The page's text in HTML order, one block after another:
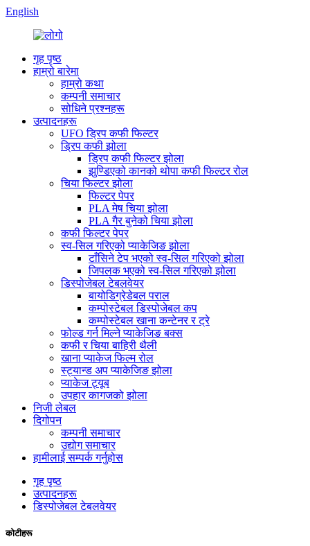
English
गृह पृष्ठ
हाम्रो बारेमा
हाम्रो कथा
कम्पनी समाचार
सोधिने प्रश्नहरू
उत्पादनहरू
UFO ड्रिप कफी फिल्टर
ड्रिप कफी झोला
ड्रिप कफी फिल्टर झोला
झुण्डिएको कानको थोपा कफी फिल्टर रोल
चिया फिल्टर झोला
फिल्टर पेपर
PLA मेष चिया झोला
PLA गैर बुनेको चिया झोला
कफी फिल्टर पेपर
स्व-सिल गरिएको प्याकेजिङ झोला
टाँसिने टेप भएको स्व-सिल गरिएको झोला
जिपलक भएको स्व-सिल गरिएको झोला
डिस्पोजेबल टेबलवेयर
बायोडिग्रेडेबल पराल
कम्पोस्टेबल डिस्पोजेबल कप
कम्पोस्टेबल खाना कन्टेनर र ट्रे
फोल्ड गर्न मिल्ने प्याकेजिङ बक्स
कफी र चिया बाहिरी थैली
खाना प्याकेज फिल्म रोल
स्ट्यान्ड अप प्याकेजिङ झोला
प्याकेज ट्यूब
उपहार कागजको झोला
निजी लेबल
दिगोपन
कम्पनी समाचार
उद्योग समाचार
हामीलाई सम्पर्क गर्नुहोस
गृह पृष्ठ
उत्पादनहरू
डिस्पोजेबल टेबलवेयर
कोटीहरू